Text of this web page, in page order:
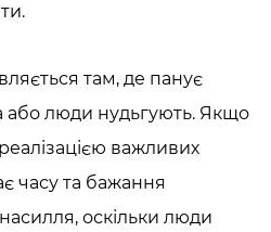
там, де панує
або люди нудьгують. Якщо
важливих
часу та бажання
, оскільки люди